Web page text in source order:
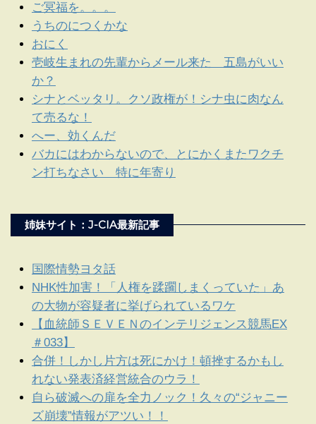
ご冥福を。。。
うちのにつくかな
おにく
壱岐生まれの先輩からメール来た 五島がいい
か？
シナとベッタリ。クソ政権が！シナ虫に肉なん
て売るな！
へー、効くんだ
バカにはわからないので、とにかくまたワクチ
ン打ちなさい 特に年寄り
姉妹サイト：J-CIA最新記事
国際情勢ヨタ話
NHK性加害！「人権を蹂躙しまくっていた」あ
の大物が容疑者に挙げられているワケ
【血統師ＳＥＶＥＮのインテリジェンス競馬EX
＃033】
合併！しかし片方は死にかけ！頓挫するかもし
れない発表済経営統合のウラ！
自ら破滅への扉を全力ノック！久々の“ジャニー
ズ崩壊”情報がアツい！！